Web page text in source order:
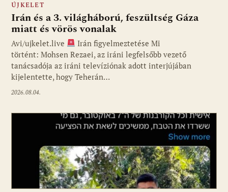
ÚJKELET
Irán és a 3. világháború, feszültség Gáza
miatt és vörös vonalak
Avi/ujkelet.live
Irán figyelmeztetése Mi
történt: Mohsen Rezaei, az iráni legfelsőbb vezető
tanácsadója az iráni televíziónak adott interjújában
kijelentette, hogy Teherán…
2026.08.04.